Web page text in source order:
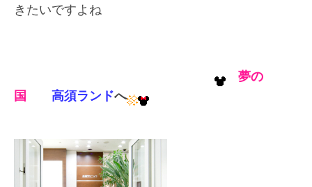
きたいですよね
夢の
国
高須ランドへ